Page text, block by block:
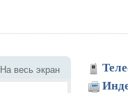
На весь экран